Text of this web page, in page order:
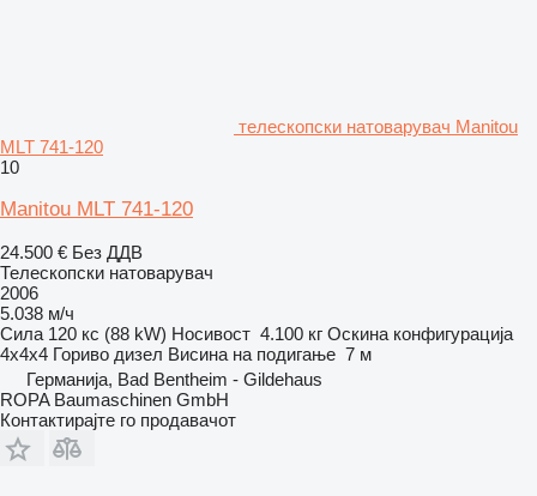
телескопски натоварувач Manitou
MLT 741-120
10
Manitou MLT 741-120
24.500 € Без ДДВ
Телескопски натоварувач
2006
5.038 м/ч
Сила 120 кс (88 kW) Носивост 4.100 кг Оскина конфигурација
4x4x4 Гориво дизел Висина на подигање 7 м
Германија, Bad Bentheim - Gildehaus
ROPA Baumaschinen GmbH
Контактирајте го продавачот